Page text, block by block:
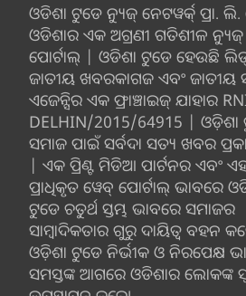
ଓଡିଶା ଟୁଡେ ନ୍ୟୁଜ୍ ନେଟୱର୍କ୍ ପ୍ରା.
ଓଡିଶାର ଏକ ଅଗ୍ରଣୀ ଗତିଶୀଳ ନ୍ୟୁଜ୍
ପୋର୍ଟାଲ୍ | ଓଡିଶା ଟୁଡେ ହେଉଛି
ଜାତୀୟ ଖବରକାଗଜ ଏବଂ ଜାତୀୟ
ଏଜେନ୍ସିର ଏକ ଫ୍ରାଞ୍ଚାଇଜ୍ ଯାହାର
DELHIN/2015/64915 | ଓଡ଼ିଶା
ସମାଜ ପାଇଁ ସର୍ବଦା ସତ୍ୟ ଖବର
| ଏକ ପ୍ରିଣ୍ଟ ମିଡିଆ ପାର୍ଟନର ଏବଂ
ପ୍ରାଧିକୃତ ୱେବ୍ ପୋର୍ଟାଲ୍ ଭାବରେ
ଟୁଡେ ଚତୁର୍ଥ ସ୍ତମ୍ଭ ଭାବରେ ସମାଜର
ସାମ୍ବାଦିକତାର ଗୁରୁ ଦାୟିତ୍ବ ବହନ
ଓଡ଼ିଶା ଟୁଡେ ନିର୍ଭୀକ ଓ ନିରପେକ୍ଷ
ସମସ୍ତଙ୍କ ଆଗରେ ଓଡିଶାର ଲୋକଙ୍କ